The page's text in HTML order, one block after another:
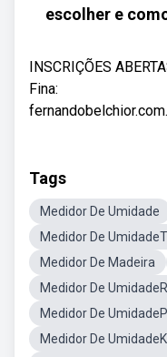
escolher e
INSCRIÇÕES
Fina:
Tags
Medidor De Umidade
Medidor De
Medidor De Madeira
Medidor De
Medidor De
Medidor De